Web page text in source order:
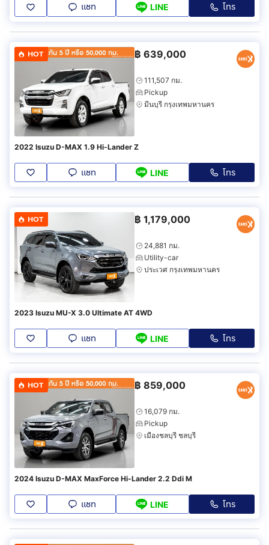
แชท LINE โทร
HOT ฿ 639,000
111,507 กม.
Pickup
มีนบุรี กรุงเทพมหานคร
2022 Isuzu D-MAX 1.9 Hi-Lander Z
แชท LINE โทร
HOT ฿ 1,179,000
24,881 กม.
Utility-car
ประเวศ กรุงเทพมหานคร
2023 Isuzu MU-X 3.0 Ultimate AT 4WD
แชท LINE โทร
HOT ฿ 859,000
16,079 กม.
Pickup
เมืองชลบุรี ชลบุรี
2024 Isuzu D-MAX MaxForce Hi-Lander 2.2 Ddi M
แชท LINE โทร